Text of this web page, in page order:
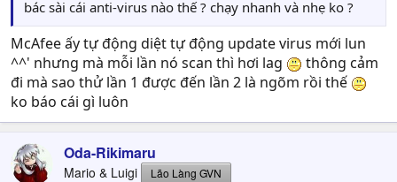
bác sài cái anti-virus nào thế ? chạy nhanh và nhẹ ko ?
McAfee ấy tự động diệt tự động update virus mới lun
^^' nhưng mà mỗi lần nó scan thì hơi lag
thông cảm
đi mà sao thử lần 1 được đến lần 2 là ngõm rồi thế
ko báo cái gì luôn
Oda-Rikimaru
Mario & Luigi Lão Làng GVN